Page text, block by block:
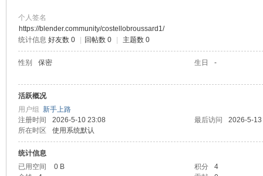
个人签名
https://blender.community/costellobroussard1/
统计信息 好友数 0 回帖数 0 主题数 0
性别 保密 生日 -
活跃概况
用户组 新手上路
注册时间
2026-5-10 23:08 最后访问
2026-5-
所在时区
使用系统默认
统计信息
已用空间
0 B 积分
4